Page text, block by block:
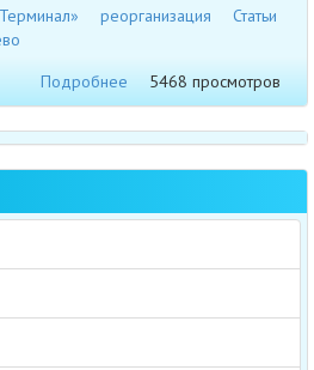
реорганизация
Статьи
Подробнее
5468 просмотров